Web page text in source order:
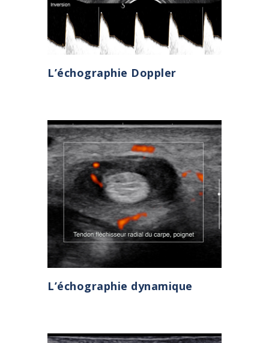
L’échographie Doppler
L’échographie dynamique